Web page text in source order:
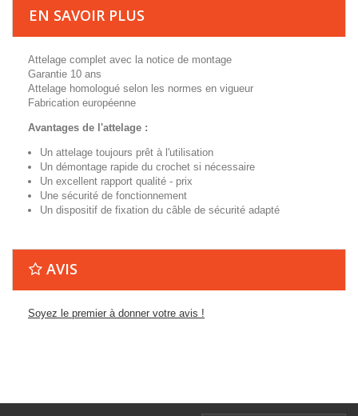
EN SAVOIR PLUS
Attelage complet avec la notice de montage
Garantie 10 ans
Attelage homologué selon les normes en vigueur
Fabrication européenne
Avantages de l'attelage :
Un attelage toujours prêt à l'utilisation
Un démontage rapide du crochet si nécessaire
Un excellent rapport qualité - prix
Une sécurité de fonctionnement
Un dispositif de fixation du câble de sécurité adapté
AVIS
Soyez le premier à donner votre avis !